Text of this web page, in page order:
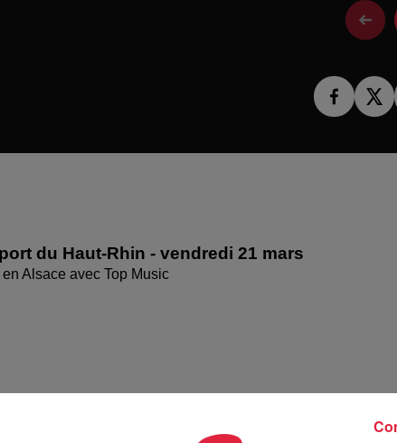
du Haut-Rhin - vendredi 21 mars
Alsace avec Top Music